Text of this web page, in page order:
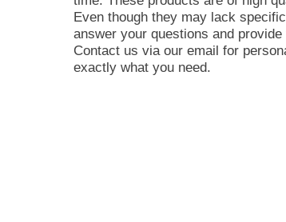
Even though they may lack
answer your questions and
Contact us via our email for
exactly what you need.